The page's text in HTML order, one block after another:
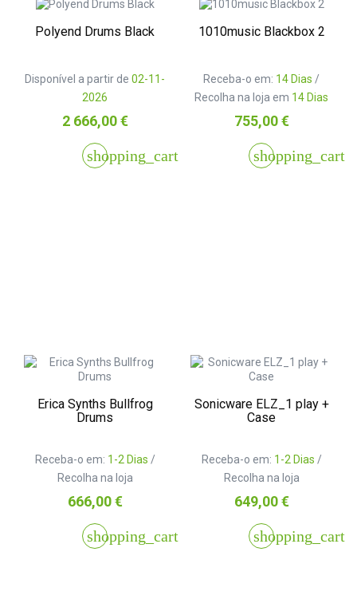
Polyend Drums Black
Disponível a partir de 02-11-
2026
Preço
2 666,00 €
shopping_cart
1010music Blackbox 2
Receba-o em: 14 Dias /
Recolha na loja em 14 Dias
Preço
755,00 €
shopping_cart
Erica Synths Bullfrog
Drums
Receba-o em: 1-2 Dias /
Recolha na loja
Preço
666,00 €
shopping_cart
Sonicware ELZ_1 play +
Case
Receba-o em: 1-2 Dias /
Recolha na loja
Preço
649,00 €
shopping_cart